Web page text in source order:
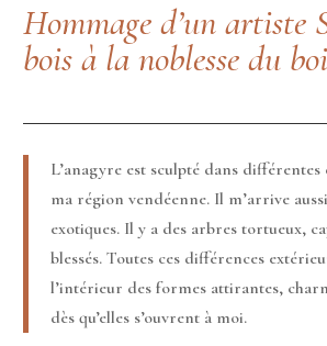
Hommage d’un artiste
bois à la noblesse du
L’anagyre est sculpté dans différentes
ma région vendéenne. Il m’arrive
exotiques. Il y a des arbres tortueux,
blessés. Toutes ces différences
l’intérieur des formes attirantes,
dès qu’elles s’ouvrent à moi.